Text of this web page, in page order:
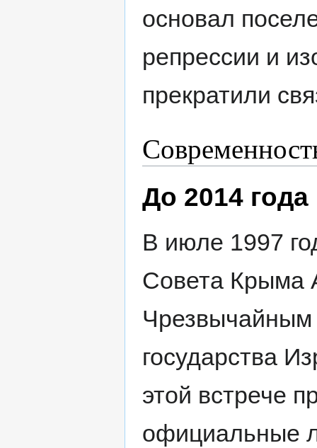
основал
репрессии и
прекратили
До 2014 года
В июле 1997
Совета Крыма
государства
этой встрече
официальные